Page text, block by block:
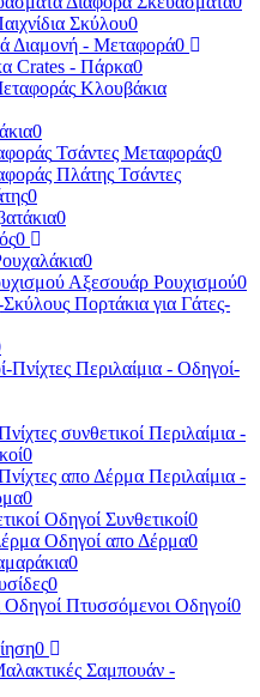
Σκύλου0
Διαμονή - Μεταφορά0
Crates - Πάρκα0
Κλουβάκια
0
Τσάντες Μεταφοράς0
Τσάντες
0
0
0
0
Αξεσουάρ Ρουχισμού0
Πορτάκια για Γάτες-
Περιλαίμια - Οδηγοί-
Περιλαίμια -
0
Περιλαίμια -
0
Οδηγοί Συνθετικοί0
Οδηγοί απο Δέρμα0
0
0
Πτυσσόμενοι Οδηγοί0
0
Σαμπουάν -